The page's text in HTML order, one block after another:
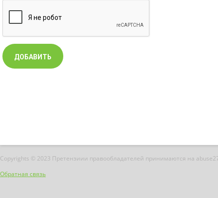
Copyrights © 2023 Претензиии правообладателей принимаются на
Обратная связь